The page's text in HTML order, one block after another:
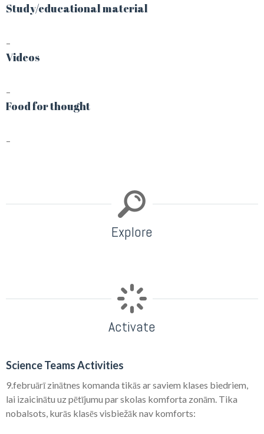
Study/educational material
–
Videos
–
Food for thought
–
Explore
Activate
Science Teams Activities
9.februārī zinātnes komanda tikās ar saviem klases biedriem,
lai izaicinātu uz pētījumu par skolas komforta zonām. Tika
nobalsots, kurās klasēs visbiežāk nav komforts: